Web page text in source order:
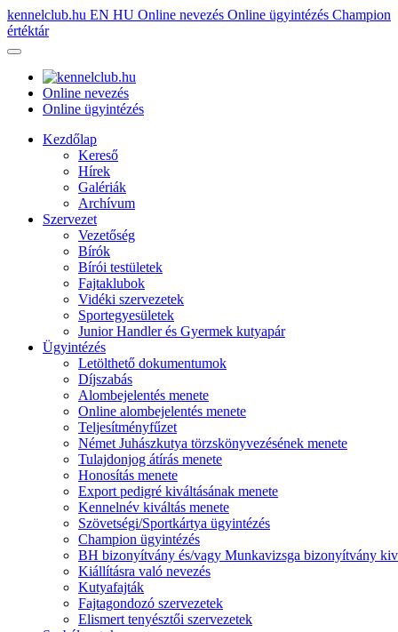
kennelclub.hu EN HU Online nevezés Online ügyintézés Champion
értéktár
Online nevezés
Online ügyintézés
Kezdőlap
Kereső
Hírek
Galériák
Archívum
Szervezet
Vezetőség
Bírók
Bírói testületek
Fajtaklubok
Vidéki szervezetek
Sportegyesületek
Junior Handler és Gyermek kutyapár
Ügyintézés
Letölthető dokumentumok
Díjszabás
Alombejelentés menete
Online alombejelentés menete
Teljesítményfűzet
Német Juhászkutya törzskönyvezésének menete
Tulajdonjog átírás menete
Honosítás menete
Export pedigré kiváltásának menete
Kennelnév kiváltás menete
Szövetségi/Sportkártya ügyintézés
Champion ügyintézés
BH bizonyítvány és/vagy Munkavizsga bizonyítvány
Kiállításra való nevezés
Kutyafajták
Fajtagondozó szervezetek
Elismert tenyésztői szervezetek